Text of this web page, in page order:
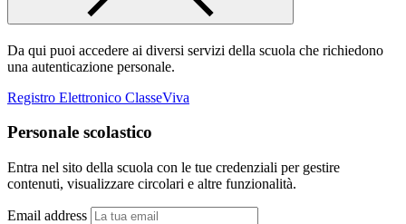
Da qui puoi accedere ai diversi servizi della scuola che richiedono
una autenticazione personale.
Registro Elettronico ClasseViva
Personale scolastico
Entra nel sito della scuola con le tue credenziali per gestire
contenuti, visualizzare circolari e altre funzionalità.
Email address